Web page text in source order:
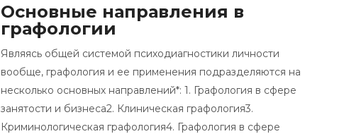
Основные направления в
графологии
Являясь общей системой психодиагностики личности
вообще, графология и ее применения подразделяются на
несколько основных направлений*: 1. Графология в сфере
занятости и бизнеса2. Клиническая графология3.
Криминологическая графология4. Графология в сфере